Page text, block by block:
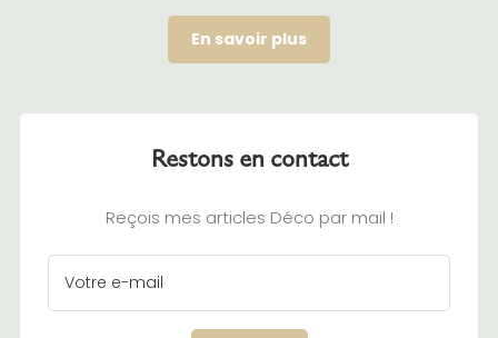
En savoir plus
Restons en contact
Reçois mes articles Déco par mail !